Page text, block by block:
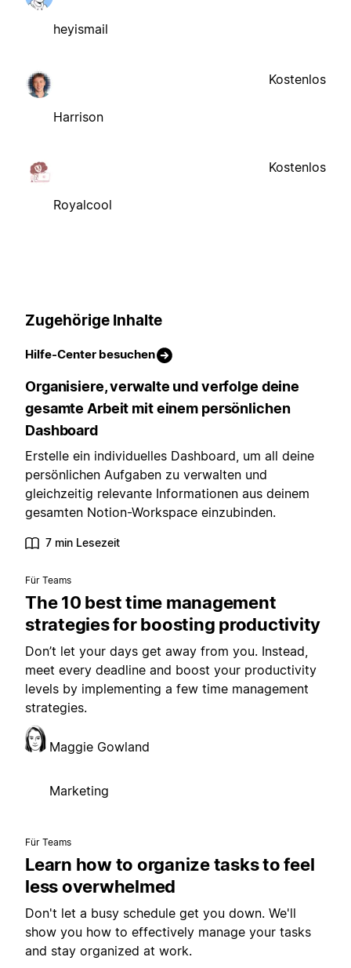
heyismail
Harrison
Kostenlos
Royalcool
Kostenlos
Zugehörige Inhalte
Hilfe-Center besuchen
Organisiere, verwalte und verfolge deine
gesamte Arbeit mit einem persönlichen
Dashboard
Erstelle ein individuelles Dashboard, um all deine
persönlichen Aufgaben zu verwalten und
gleichzeitig relevante Informationen aus deinem
gesamten Notion-Workspace einzubinden.
7 min Lesezeit
Für Teams
The 10 best time management
strategies for boosting productivity
Don’t let your days get away from you. Instead,
meet every deadline and boost your productivity
levels by implementing a few time management
strategies.
Maggie Gowland
Marketing
Für Teams
Learn how to organize tasks to feel
less overwhelmed
Don't let a busy schedule get you down. We'll
show you how to effectively manage your tasks
and stay organized at work.